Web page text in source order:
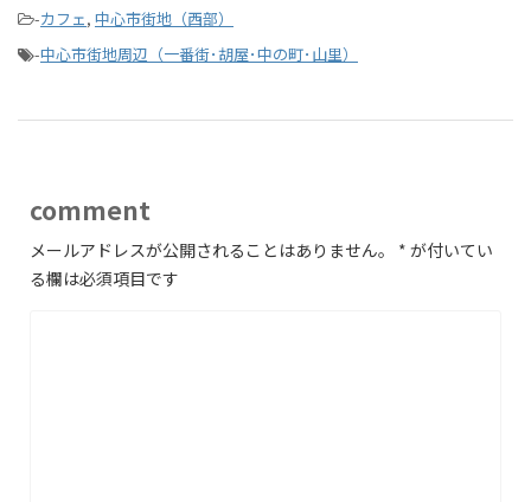
-カフェ, 中心市街地（西部）
-中心市街地周辺（一番街･胡屋･中の町･山里）
comment
メールアドレスが公開されることはありません。 * が付いてい
る欄は必須項目です